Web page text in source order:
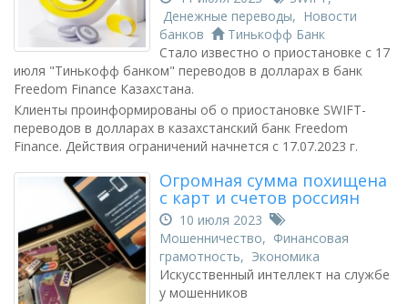
Денежные переводы, Новости
банков
Тинькофф Банк
Стало известно о приостановке с 17
июля "Тинькофф банком" переводов в долларах в банк
Freedom Finance Казахстана.
Клиенты проинформированы об о приостановке SWIFT-
переводов в долларах в казахстанский банк Freedom
Finance. Действия ограничений начнется с 17.07.2023 г.
Огромная сумма похищена
с карт и счетов россиян
10 июля 2023
Мошенничество, Финансовая
грамотность, Экономика
Искусственный интеллект на службе
у мошенников